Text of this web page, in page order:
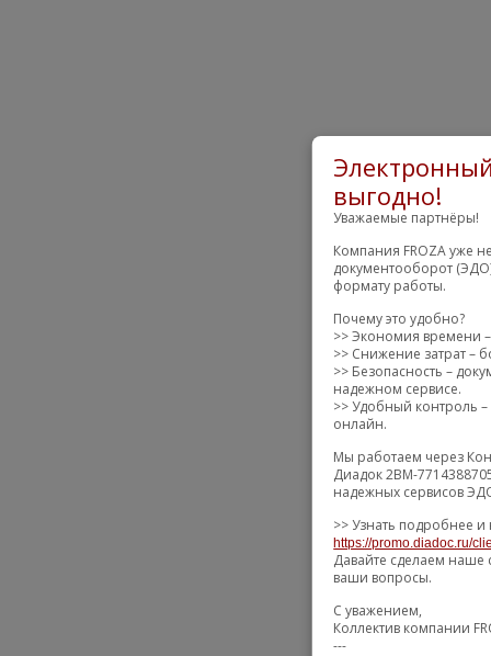
выгодно!
Уважаемые партнёры!
Компания FROZA уже
документооборот
формату работы.
Почему это удобно?
>> Экономия времени
>> Снижение затрат –
>> Безопасность –
надежном сервисе.
>> Удобный контроль –
онлайн.
Мы работаем через
Диадок 2BM-
надежных сервисов
>> Узнать подробнее и
https://promo.diadoc.ru/
Давайте сделаем наше
ваши вопросы.
С уважением,
Коллектив компании
---